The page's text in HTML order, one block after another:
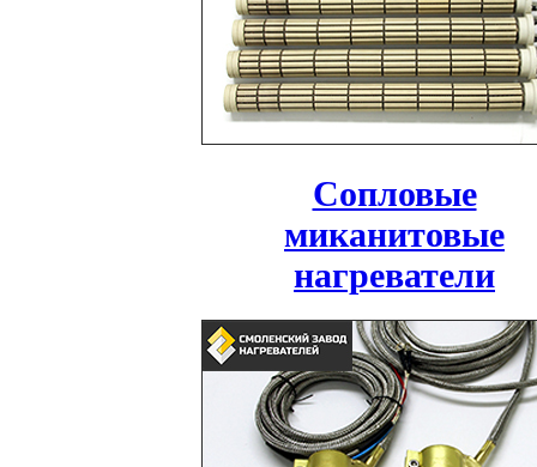
Сопловые
миканитовые
нагреватели